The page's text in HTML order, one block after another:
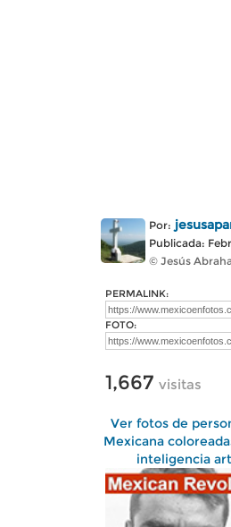
Por:
Publicada:
© Jesús
PERMALINK:
FOTO:
1,667 visitas
Ver fotos de
Mexicana
inteligencia